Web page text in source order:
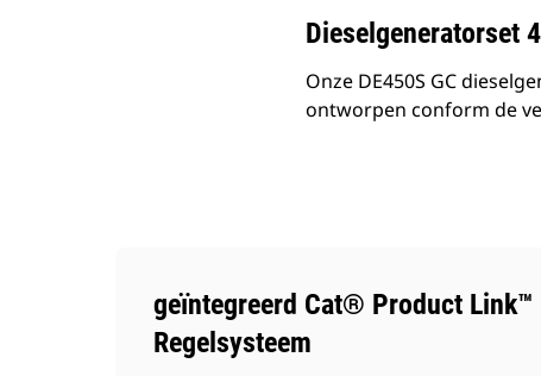
Dieselgeneratorset
Onze DE450S GC
ontworpen conform de
geïntegreerd Cat® Product Link™
Regelsysteem